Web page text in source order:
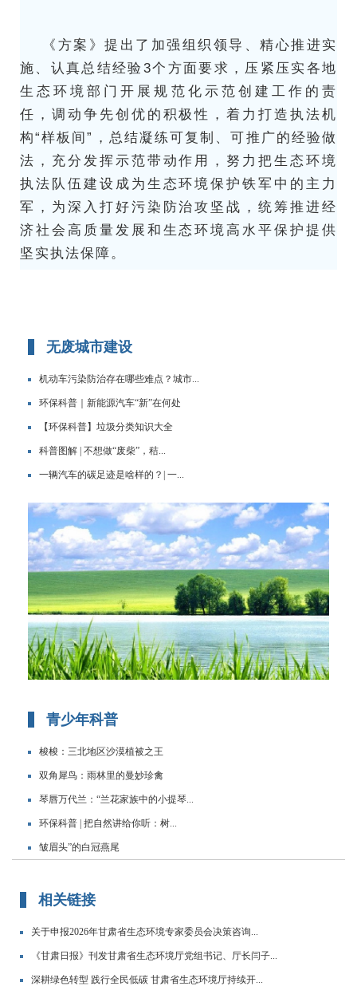
《方案》提出了加强组织领导、精心推进实
施、认真总结经验3个方面要求，压紧压实各地
生态环境部门开展规范化示范创建工作的责
任，调动争先创优的积极性，着力打造执法机
构“样板间”，总结凝练可复制、可推广的经验做
法，充分发挥示范带动作用，努力把生态环境
执法队伍建设成为生态环境保护铁军中的主力
军，为深入打好污染防治攻坚战，统筹推进经
济社会高质量发展和生态环境高水平保护提供
坚实执法保障。
无废城市建设
机动车污染防治存在哪些难点？城市...
环保科普｜新能源汽车“新”在何处
【环保科普】垃圾分类知识大全
科普图解 | 不想做“废柴”，秸...
一辆汽车的碳足迹是啥样的？| 一...
青少年科普
梭梭：三北地区沙漠植被之王
双角犀鸟：雨林里的曼妙珍禽
琴唇万代兰：“兰花家族中的小提琴...
环保科普 | 把自然讲给你听：树...
皱眉头”的白冠燕尾
相关链接
关于申报2026年甘肃省生态环境专家委员会决策咨询...
《甘肃日报》刊发甘肃省生态环境厅党组书记、厅长闫子...
深耕绿色转型 践行全民低碳 甘肃省生态环境厅持续开...